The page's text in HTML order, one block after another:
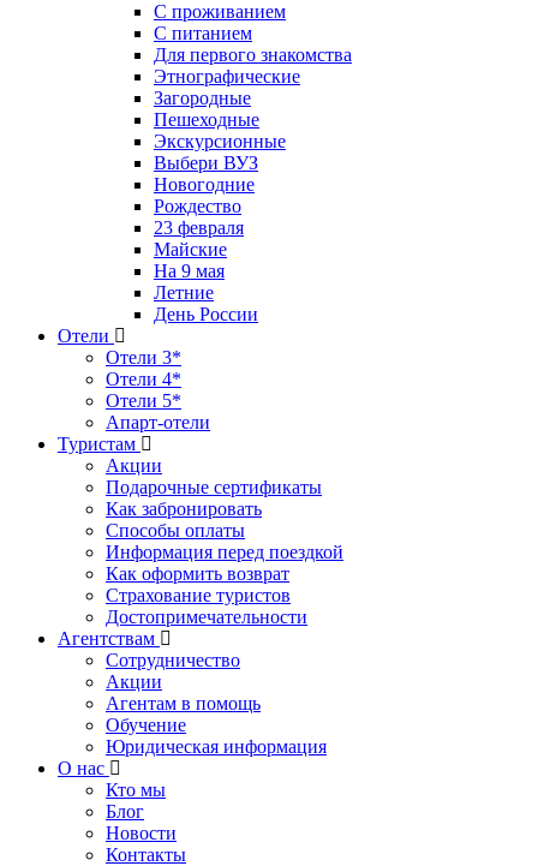
С проживанием
С питанием
Для первого знакомства
Этнографические
Загородные
Пешеходные
Экскурсионные
Выбери ВУЗ
Новогодние
Рождество
23 февраля
Майские
На 9 мая
Летние
День России
Отели
Отели 3*
Отели 4*
Отели 5*
Апарт-отели
Туристам
Акции
Подарочные сертификаты
Как забронировать
Способы оплаты
Информация перед поездкой
Как оформить возврат
Страхование туристов
Достопримечательности
Агентствам
Сотрудничество
Акции
Агентам в помощь
Обучение
Юридическая информация
О нас
Кто мы
Блог
Новости
Контакты